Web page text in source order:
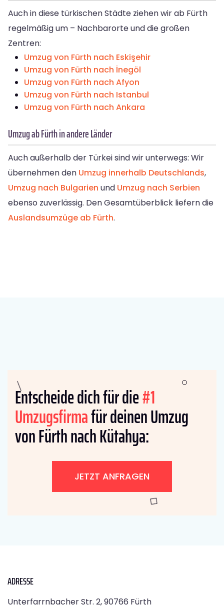
Auch in diese türkischen Städte ziehen wir ab Fürth
regelmäßig um – Nachbarorte und die großen
Zentren:
Umzug von Fürth nach Eskişehir
Umzug von Fürth nach İnegöl
Umzug von Fürth nach Afyon
Umzug von Fürth nach Istanbul
Umzug von Fürth nach Ankara
Umzug ab Fürth in andere Länder
Auch außerhalb der Türkei sind wir unterwegs: Wir
übernehmen den Umzug innerhalb Deutschlands,
Umzug nach Bulgarien und Umzug nach Serbien
ebenso zuverlässig. Den Gesamtüberblick liefern die
Auslandsumzüge ab Fürth.
Entscheide dich für die#1
Umzugsfirmafür deinen Umzug
von Fürth nach Kütahya:
JETZT ANFRAGEN
ADRESSE
Unterfarrnbacher Str. 2, 90766 Fürth